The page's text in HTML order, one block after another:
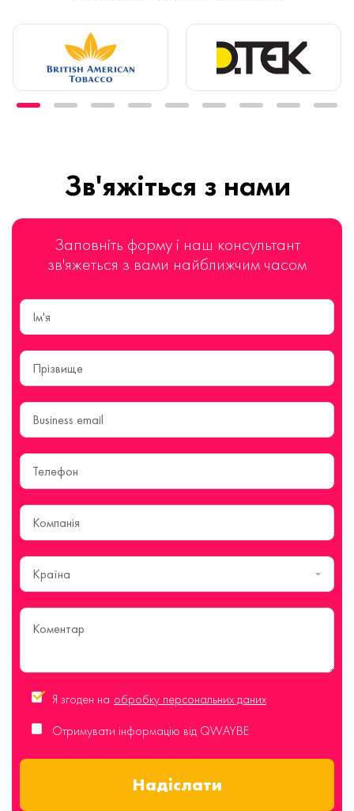
Зв'яжіться з нами
Заповніть форму і наш консультант
зв'яжеться з вами найближчим часом
Країна
Я згоден на обробку персональних даних
Отримувати інформацію від QWAYBE
Надіслати